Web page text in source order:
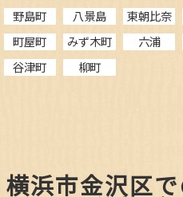
野島町
八景島 東朝比奈
町屋町
みず木町 六浦
谷津町
柳町
横浜市金沢区